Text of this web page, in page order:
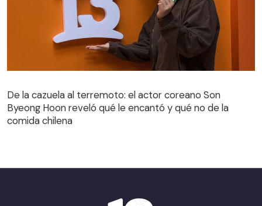
De la cazuela al terremoto: el actor coreano Son
Byeong Hoon reveló qué le encantó y qué no de la
comida chilena